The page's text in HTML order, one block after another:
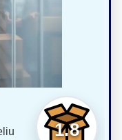
1.8